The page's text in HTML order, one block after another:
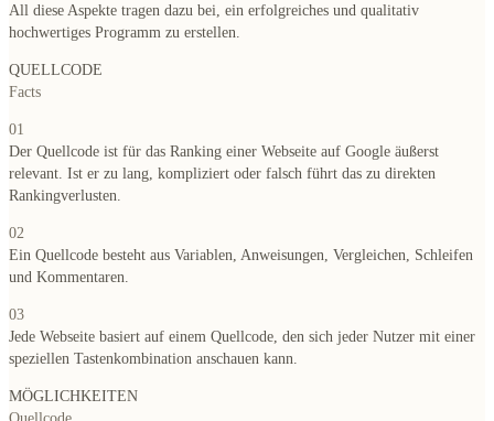
All diese Aspekte tragen dazu bei, ein erfolgreiches und qualitativ
hochwertiges Programm zu erstellen.
QUELLCODE
Facts
01
Der Quellcode ist für das Ranking einer Webseite auf Google äußerst
relevant. Ist er zu lang, kompliziert oder falsch führt das zu direkten
Rankingverlusten.
02
Ein Quellcode besteht aus Variablen, Anweisungen, Vergleichen, Schleifen
und Kommentaren.
03
Jede Webseite basiert auf einem Quellcode, den sich jeder Nutzer mit einer
speziellen Tastenkombination anschauen kann.
MÖGLICHKEITEN